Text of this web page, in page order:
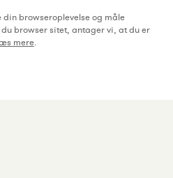
browseroplevelse og måle
browser sitet, antager vi, at du er
mere.